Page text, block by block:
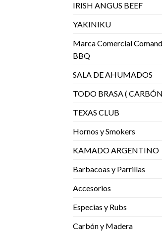
IRISH ANGUS BEEF
YAKINIKU
Marca Comercial
BBQ
SALA DE AHUMADOS
TODO BRASA (
TEXAS CLUB
Hornos y Smokers
KAMADO ARGENTINO
Barbacoas y Parrillas
Accesorios
Especias y Rubs
Carbón y Madera